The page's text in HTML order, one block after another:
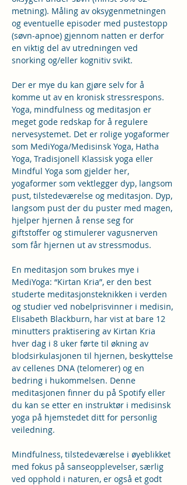
metning). Måling av oksygenmetningen
og eventuelle episoder med pustestopp
(søvn-apnoe) gjennom natten er derfor
en viktig del av utredningen ved
snorking og/eller kognitiv svikt.
Der er mye du kan gjøre selv for å
komme ut av en kronisk stressrespons.
Yoga, mindfulness og meditasjon er
meget gode redskap for å regulere
nervesystemet. Det er rolige yogaformer
som MediYoga/Medisinsk Yoga, Hatha
Yoga, Tradisjonell Klassisk yoga eller
Mindful Yoga som gjelder her,
yogaformer som vektlegger dyp, langsom
pust, tilstedeværelse og meditasjon. Dyp,
langsom pust der du puster med magen,
hjelper hjernen å rense seg for
giftstoffer og stimulerer vagusnerven
som får hjernen ut av stressmodus.
En meditasjon som brukes mye i
MediYoga: “Kirtan Kria”, er den best
studerte meditasjonsteknikken i verden
og studier ved nobelprisvinner i medisin,
Elisabeth Blackburn, har vist at bare 12
minutters praktisering av Kirtan Kria
hver dag i 8 uker førte til økning av
blodsirkulasjonen til hjernen, beskyttelse
av cellenes DNA (telomerer) og en
bedring i hukommelsen. Denne
meditasjonen finner du på Spotify eller
du kan se etter en instruktør i medisinsk
yoga på hjemstedet ditt for personlig
veiledning.
Mindfulness, tilstedeværelse i øyeblikket
med fokus på sanseopplevelser, særlig
ved opphold i naturen, er også et godt